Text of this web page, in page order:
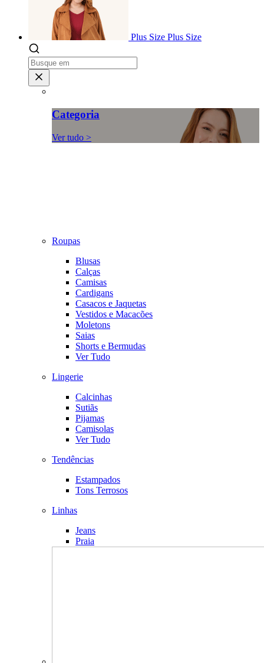
Plus Size Plus Size
Categoria
Ver tudo >
Roupas
Blusas
Calças
Camisas
Cardigans
Casacos e Jaquetas
Vestidos e Macacões
Moletons
Saias
Shorts e Bermudas
Ver Tudo
Lingerie
Calcinhas
Sutiãs
Pijamas
Camisolas
Ver Tudo
Tendências
Estampados
Tons Terrosos
Linhas
Jeans
Praia